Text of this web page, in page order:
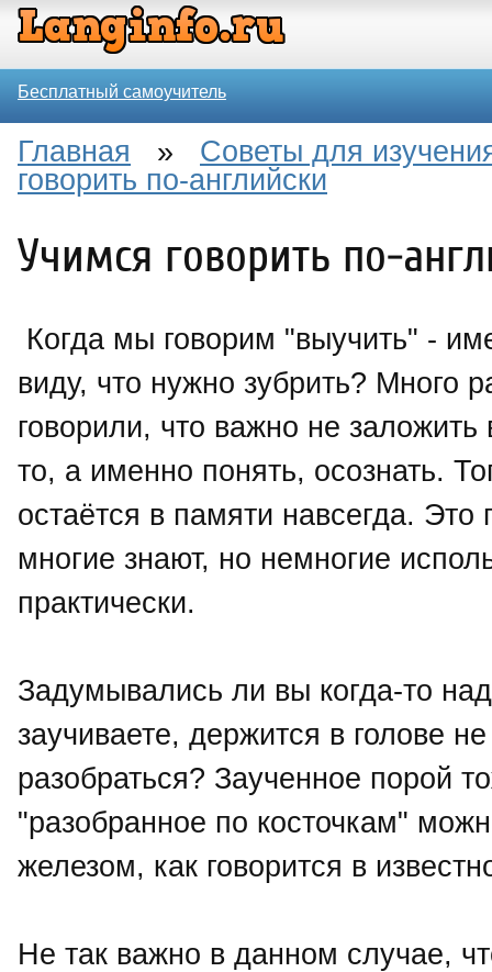
Бесплатный самоучитель
Главная » Советы для
говорить по-английски
Учимся говорить по-
Когда мы говорим "выучить" -
виду, что нужно зубрить? Много
говорили, что важно не заложить
то, а именно понять, осознать.
остаётся в памяти навсегда. Это
многие знают, но немногие
практически.
Задумывались ли вы когда-то
заучиваете, держится в голове
разобраться? Заученное порой
"разобранное по косточкам"
железом, как говорится в
Не так важно в данном случае,